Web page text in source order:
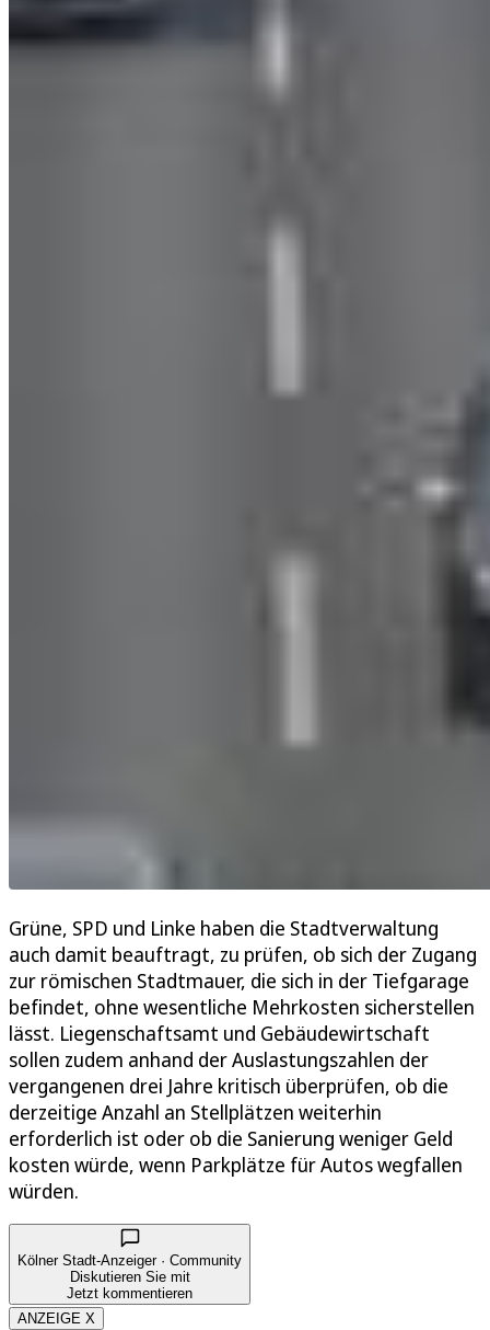
Grüne, SPD und Linke haben die Stadtverwaltung
auch damit beauftragt, zu prüfen, ob sich der Zugang
zur römischen Stadtmauer, die sich in der Tiefgarage
befindet, ohne wesentliche Mehrkosten sicherstellen
lässt. Liegenschaftsamt und Gebäudewirtschaft
sollen zudem anhand der Auslastungszahlen der
vergangenen drei Jahre kritisch überprüfen, ob die
derzeitige Anzahl an Stellplätzen weiterhin
erforderlich ist oder ob die Sanierung weniger Geld
kosten würde, wenn Parkplätze für Autos wegfallen
würden.
Kölner Stadt-Anzeiger · Community
Diskutieren Sie mit
Jetzt kommentieren
ANZEIGE X